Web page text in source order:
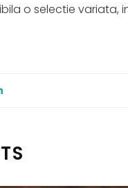
o selectie variata,